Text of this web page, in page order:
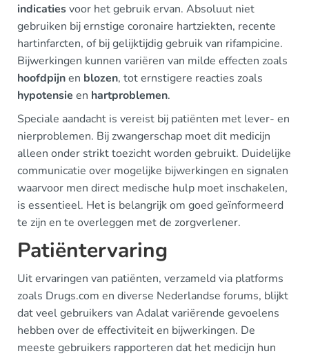
indicatiesvoor het gebruik ervan. Absoluut niet
gebruiken bij ernstige coronaire hartziekten, recente
hartinfarcten, of bij gelijktijdig gebruik van rifampicine.
Bijwerkingen kunnen variëren van milde effecten zoals
hoofdpijnen blozen, tot ernstigere reacties zoals
hypotensie en hartproblemen.
Speciale aandacht is vereist bij patiënten met lever- en
nierproblemen. Bij zwangerschap moet dit medicijn
alleen onder strikt toezicht worden gebruikt. Duidelijke
communicatie over mogelijke bijwerkingen en signalen
waarvoor men direct medische hulp moet inschakelen,
is essentieel. Het is belangrijk om goed geïnformeerd
te zijn en te overleggen met de zorgverlener.
Patiëntervaring
Uit ervaringen van patiënten, verzameld via platforms
zoals Drugs.com en diverse Nederlandse forums, blijkt
dat veel gebruikers van Adalat variërende gevoelens
hebben over de effectiviteit en bijwerkingen. De
meeste gebruikers rapporteren dat het medicijn hun